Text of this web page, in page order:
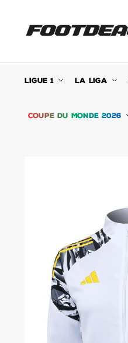
navigation
content
LIGUE 1 LA LIGA
COUPE DU MONDE 2026